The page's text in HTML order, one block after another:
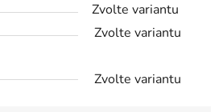
Zvolte variantu
Zvolte variantu
Zvolte variantu